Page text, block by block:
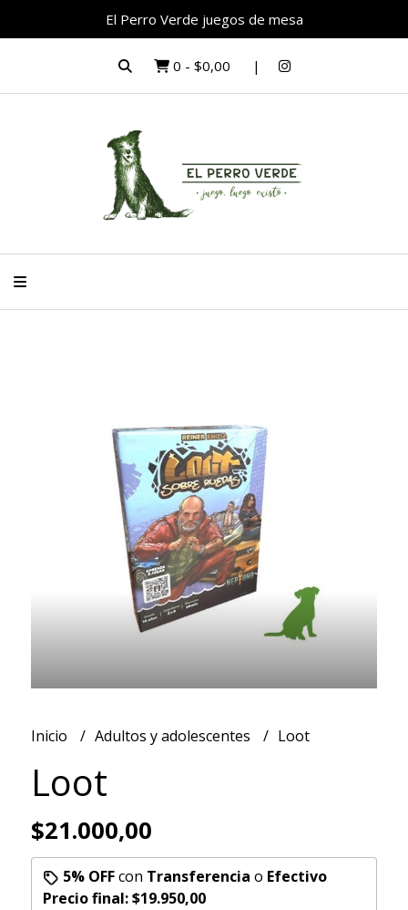
El Perro Verde juegos de mesa
0 - $0,00
Inicio Adultos y adolescentes Loot
Loot
$21.000,00
5% OFFcon Transferencia o Efectivo
Precio final:$19.950,00